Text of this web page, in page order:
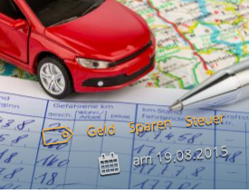
Geld Sparen Steuer
am19.08.2015